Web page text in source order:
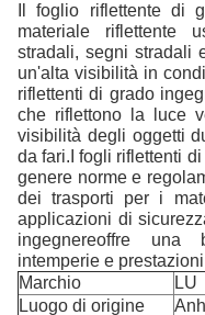
Il foglio riflettente di
materiale riflettente
stradali, segni stradali
un'alta visibilità in
riflettenti di grado
che riflettono la luce
visibilità degli oggetti
da fari.I fogli riflettenti
genere norme e
dei trasporti per i
applicazioni di
ingegnereoffre una
intemperie e
Marchio
LU
Luogo di origine